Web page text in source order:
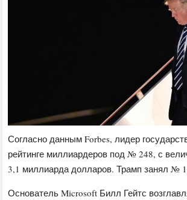
Согласно данным Forbes, лидер
рейтинге миллиардеров под № 248, с
3,1 миллиарда долларов. Трамп занял №
Основатель Microsoft Билл Гейтс